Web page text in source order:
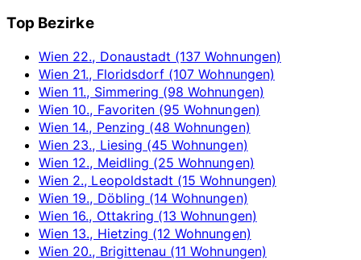
Top Bezirke
Wien 22., Donaustadt (137 Wohnungen)
Wien 21., Floridsdorf (107 Wohnungen)
Wien 11., Simmering (98 Wohnungen)
Wien 10., Favoriten (95 Wohnungen)
Wien 14., Penzing (48 Wohnungen)
Wien 23., Liesing (45 Wohnungen)
Wien 12., Meidling (25 Wohnungen)
Wien 2., Leopoldstadt (15 Wohnungen)
Wien 19., Döbling (14 Wohnungen)
Wien 16., Ottakring (13 Wohnungen)
Wien 13., Hietzing (12 Wohnungen)
Wien 20., Brigittenau (11 Wohnungen)